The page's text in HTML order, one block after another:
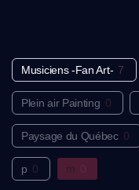
Musiciens -Fan Art- 7
Plein air Painting 0
Paysage du Québec 0
p 0 m